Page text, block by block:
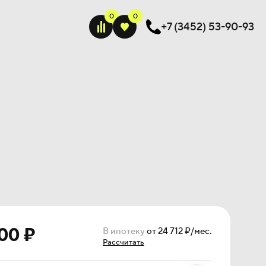
+7 (3452) 53-90-93
₽ В ипотекуот 24 712 ₽/мес.
Рассчитать